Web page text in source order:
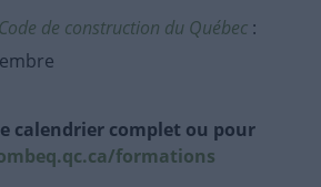
Code de construction du Québec :
calendrier complet ou pour
formations